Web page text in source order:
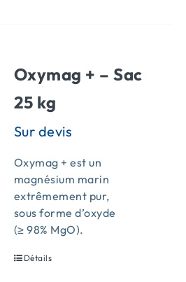
Oxymag + – Sac
25 kg
Oxymag + est un
magnésium marin
extrêmement pur,
sous forme d’oxyde
(≥ 98% MgO).
Détails